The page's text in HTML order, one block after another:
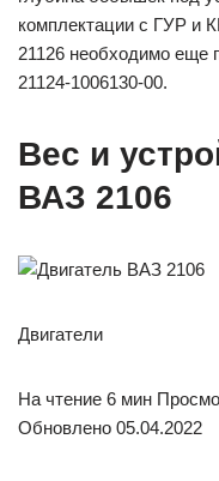
комплектации с ГУР и
21126 необходимо еще
21124-1006130-00.
Вес и
ВАЗ 2106
Двигатели
На чтение 6 мин
Обновлено 05.04.2022